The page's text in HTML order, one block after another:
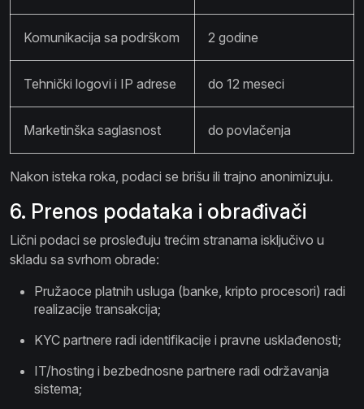
Komunikacija sa podrškom 2 godine
Tehnički logovi i IP adrese do 12 meseci
Marketinška saglasnost do povlačenja
Nakon isteka roka, podaci se brišu ili trajno anonimizuju.
6. Prenos podataka i obrađivači
Lični podaci se prosleđuju trećim stranama isključivo u
skladu sa svrhom obrade:
Pružaoce platnih usluga (banke, kripto procesori) radi
realizacije transakcija;
KYC partnere radi identifikacije i pravne usklađenosti;
IT/hosting i bezbednosne partnere radi održavanja
sistema;